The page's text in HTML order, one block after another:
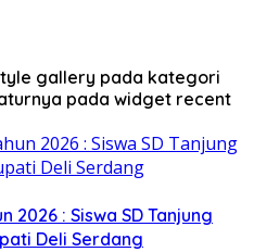
gallery pada kategori
pada widget recent
2026 : Siswa SD Tanjung
Deli Serdang